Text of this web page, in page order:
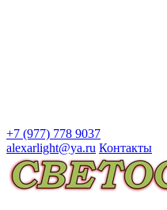
+7 (977) 778 9037
alexarlight@ya.ru Контакты